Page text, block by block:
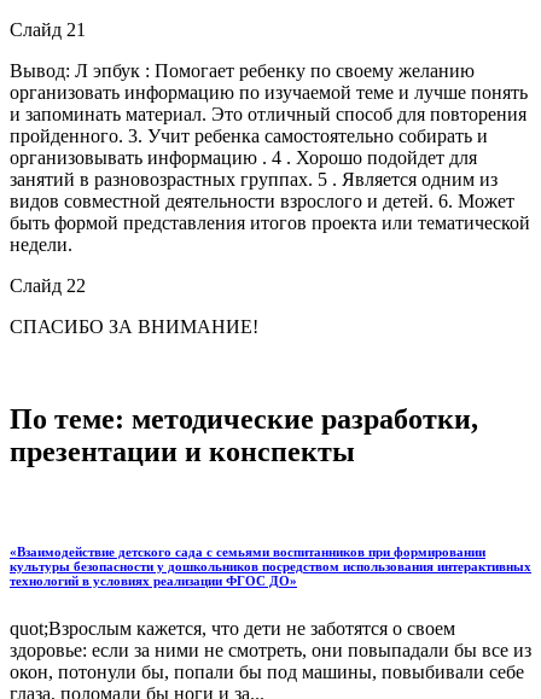
Слайд 21
Вывод: Л эпбук : Помогает ребенку по своему желанию
организовать информацию по изучаемой теме и лучше понять
и запоминать материал. Это отличный способ для повторения
пройденного. 3. Учит ребенка самостоятельно собирать и
организовывать информацию . 4 . Хорошо подойдет для
занятий в разновозрастных группах. 5 . Является одним из
видов совместной деятельности взрослого и детей. 6. Может
быть формой представления итогов проекта или тематической
недели.
Слайд 22
СПАСИБО ЗА ВНИМАНИЕ!
По теме: методические разработки,
презентации и конспекты
«Взаимодействие детского сада с семьями воспитанников при формировании
культуры безопасности у дошкольников посредством использования интерактивных
технологий в условиях реализации ФГОС ДО»
quot;Взрослым кажется, что дети не заботятся о своем
здоровье: если за ними не смотреть, они повыпадали бы все из
окон, потонули бы, попали бы под машины, повыбивали себе
глаза, поломали бы ноги и за...